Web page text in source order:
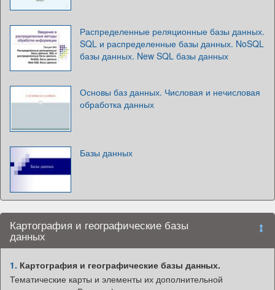
Распределенные реляционные базы данных.
SQL и распределенные базы данных. NoSQL
базы данных. New SQL базы данных
Основы баз данных. Числовая и нечисловая
обработка данных
Базы данных
Картография и географические базы
данных
1. Картография и географические базы данных.
Тематические карты и элементы их дополнительной